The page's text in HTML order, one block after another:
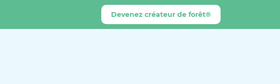
Devenez créateur de forêt®